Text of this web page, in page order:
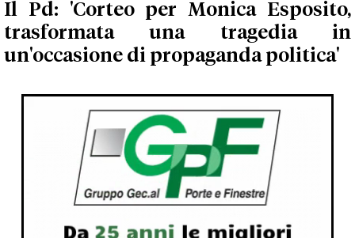
Il Pd: 'Corteo per Monica Esposito,
trasformata una tragedia in
un'occasione di propaganda politica'